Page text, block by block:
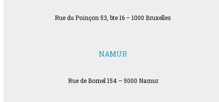
Rue du Poinçon 53, bte 16 – 1000 Bruxelles
NAMUR
Rue de Bomel 154 – 5000 Namur